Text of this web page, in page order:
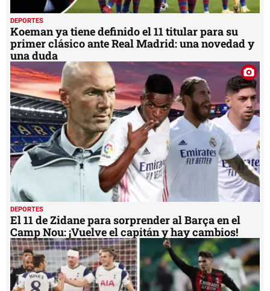
DEPORTES
Koeman ya tiene definido el 11 titular para su
primer clásico ante Real Madrid: una novedad y
una duda
DEPORTES
El 11 de Zidane para sorprender al Barça en el
Camp Nou: ¡Vuelve el capitán y hay cambios!